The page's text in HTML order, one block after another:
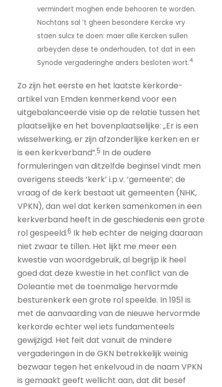
vermindert moghen ende behooren te worden.
Nochtans sal ’t gheen besondere Kercke vry
staen sulcx te doen: maer alle Kercken sullen
arbeyden dese te onderhouden, tot dat in een
Synode vergaderinghe anders besloten wort.4
Zo zijn het eerste en het laatste kerkorde-
artikel van Emden kenmerkend voor een
uitgebalanceerde visie op de relatie tussen het
plaatselijke en het bovenplaatselijke: „Er is een
wisselwerking, er zijn afzonderlijke kerken en er
is een kerkverband”.5 In de oudere
formuleringen van ditzelfde beginsel vindt men
overigens steeds ‘kerk’ i.p.v. ‘gemeente’; de
vraag of de kerk bestaat uit gemeenten (NHK,
VPKN), dan wel dat kerken samenkomen in een
kerkverband heeft in de geschiedenis een grote
rol gespeeld.6 Ik heb echter de neiging daaraan
niet zwaar te tillen. Het lijkt me meer een
kwestie van woordgebruik, al begrijp ik heel
goed dat deze kwestie in het conflict van de
Doleantie met de toenmalige hervormde
besturenkerk een grote rol speelde. In 1951 is
met de aanvaarding van de nieuwe hervormde
kerkorde echter wel iets fundamenteels
gewijzigd. Het feit dat vanuit de mindere
vergaderingen in de GKN betrekkelijk weinig
bezwaar tegen het enkelvoud in de naam VPKN
is gemaakt geeft wellicht aan, dat dit besef